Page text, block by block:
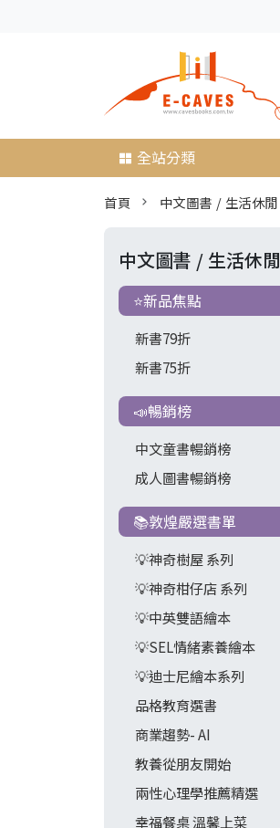
全站分類
首頁 中文圖書 / 生活休閒
中文圖書 / 生活休閒
⭐新品焦點
新書79折
新書75折
📣暢銷榜
中文童書暢銷榜
成人圖書暢銷榜
📚敦煌嚴選書單
💡神奇樹屋 系列
💡神奇柑仔店 系列
💡中英雙語繪本
💡SEL情緒素養繪本
💡迪士尼繪本系列
品格教育選書
商業趨勢- AI
教養從朋友開始
兩性心理學推薦精選
幸福餐桌 溫馨上菜